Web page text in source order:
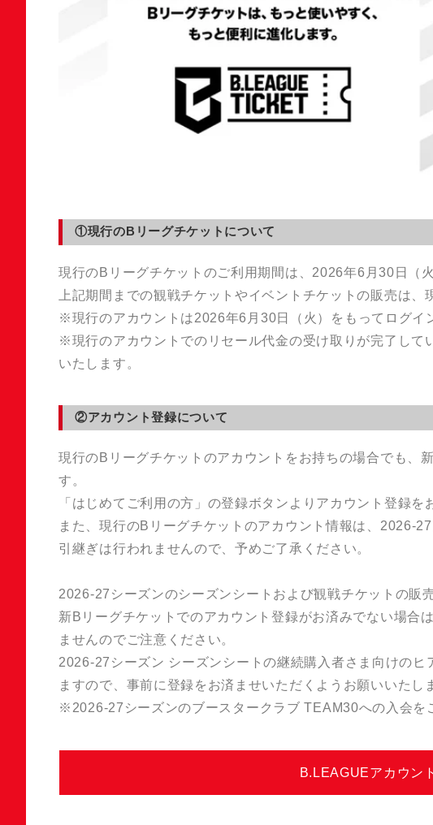
①現行のBリーグチケットについて
現行のBリーグチケットのご利用期間は、2026年6月30日（
上記期間までの観戦チケットやイベントチケットの販売は、
※現行のアカウントは2026年6月30日（火）をもってログイ
※現行のアカウントでのリセール代金の受け取りが完了して
いたします。
②アカウント登録について
現行のBリーグチケットのアカウントをお持ちの場合でも、
す。
「はじめてご利用の方」の登録ボタンよりアカウント登録を
また、現行のBリーグチケットのアカウント情報は、2026-
引継ぎは行われませんので、予めご了承ください。
2026-27シーズンのシーズンシートおよび観戦チケットの販
新Bリーグチケットでのアカウント登録がお済みでない場合
ませんのでご注意ください。
2026-27シーズン シーズンシートの継続購入者さま向けの
ますので、事前に登録をお済ませいただくようお願いいたし
※2026-27シーズンのブースタークラブ TEAM30への入会を
B.LEAGUEアカウン